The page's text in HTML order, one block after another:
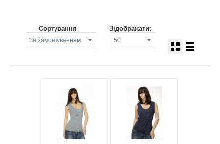
Сортування Відображати: